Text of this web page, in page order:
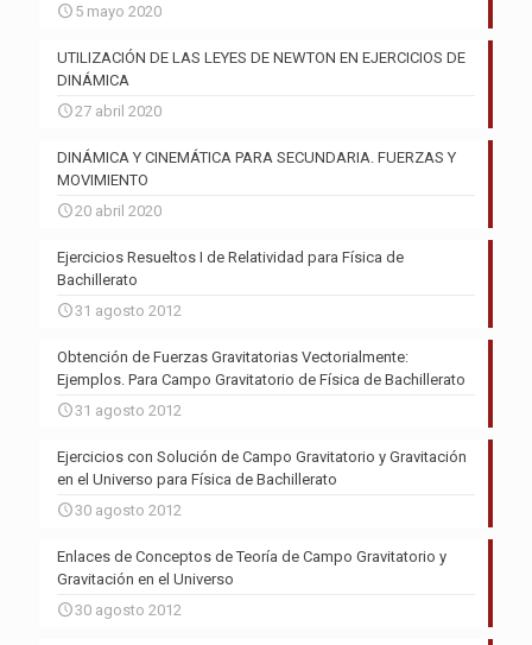
5 mayo 2020
UTILIZACIÓN DE LAS LEYES DE NEWTON EN EJERCICIOS DE
DINÁMICA
27 abril 2020
DINÁMICA Y CINEMÁTICA PARA SECUNDARIA. FUERZAS Y
MOVIMIENTO
20 abril 2020
Ejercicios Resueltos I de Relatividad para Física de
Bachillerato
31 agosto 2012
Obtención de Fuerzas Gravitatorias Vectorialmente:
Ejemplos. Para Campo Gravitatorio de Física de Bachillerato
31 agosto 2012
Ejercicios con Solución de Campo Gravitatorio y Gravitación
en el Universo para Física de Bachillerato
30 agosto 2012
Enlaces de Conceptos de Teoría de Campo Gravitatorio y
Gravitación en el Universo
30 agosto 2012